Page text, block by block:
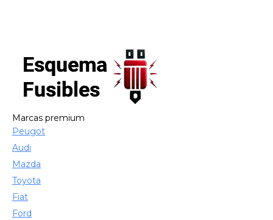
Marcas premium
Peugot
Audi
Mazda
Toyota
Fiat
Ford